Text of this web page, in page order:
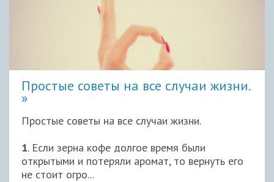
Простые советы на все случаи жизни.
Простые советы на все случаи жизни.
1. Если зерна кофе долгое время были
открытыми и потеряли аромат, то вернуть его
не стоит огро...